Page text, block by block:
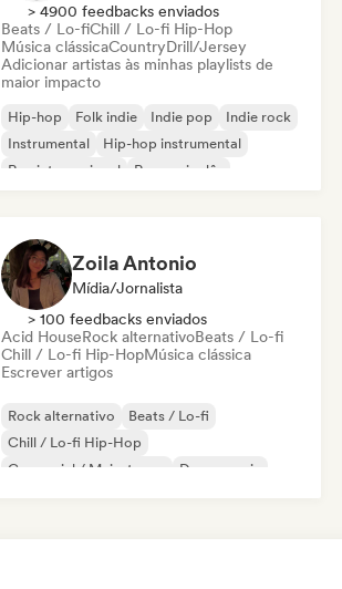
> 4900 feedbacks enviados
Beats / Lo-fiChill / Lo-fi Hip-Hop
Música clássicaCountryDrill/Jersey
Adicionar artistas às minhas playlists de
maior impacto
Hip-hop Folk indie Indie pop
Indie rock
Instrumental
Hip-hop instrumental
Rap internacional
Rap em inglês
Zoila Antonio
Mídia/Jornalista
> 100 feedbacks enviados
Acid HouseRock alternativoBeats / Lo-fi
Chill / Lo-fi Hip-HopMúsica clássica
Escrever artigos
Rock alternativo
Beats / Lo-fi
Chill / Lo-fi Hip-Hop
Comercial / Mainstream
Dance music